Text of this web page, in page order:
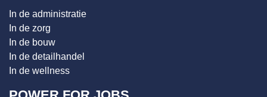
In de administratie
In de zorg
In de bouw
In de detailhandel
In de wellness